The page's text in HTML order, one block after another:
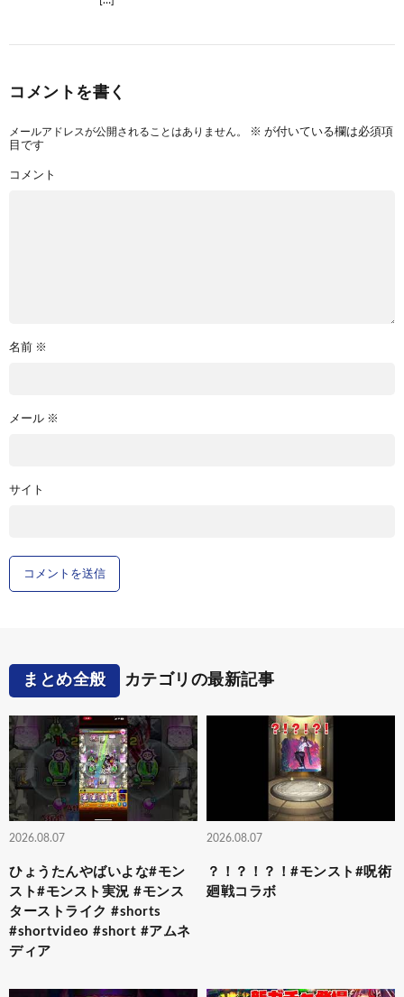
コメントを書く
メールアドレスが公開されることはありません。 ※ が付いている欄は必須項
目です
コメント
名前 ※
メール ※
サイト
まとめ全般 カテゴリの最新記事
2026.08.07
ひょうたんやばいよな#モン
スト#モンスト実況 #モンス
ターストライク #shorts
#shortvideo #short #アムネ
ディア
2026.08.07
？！？！？！#モンスト#呪術
廻戦コラボ